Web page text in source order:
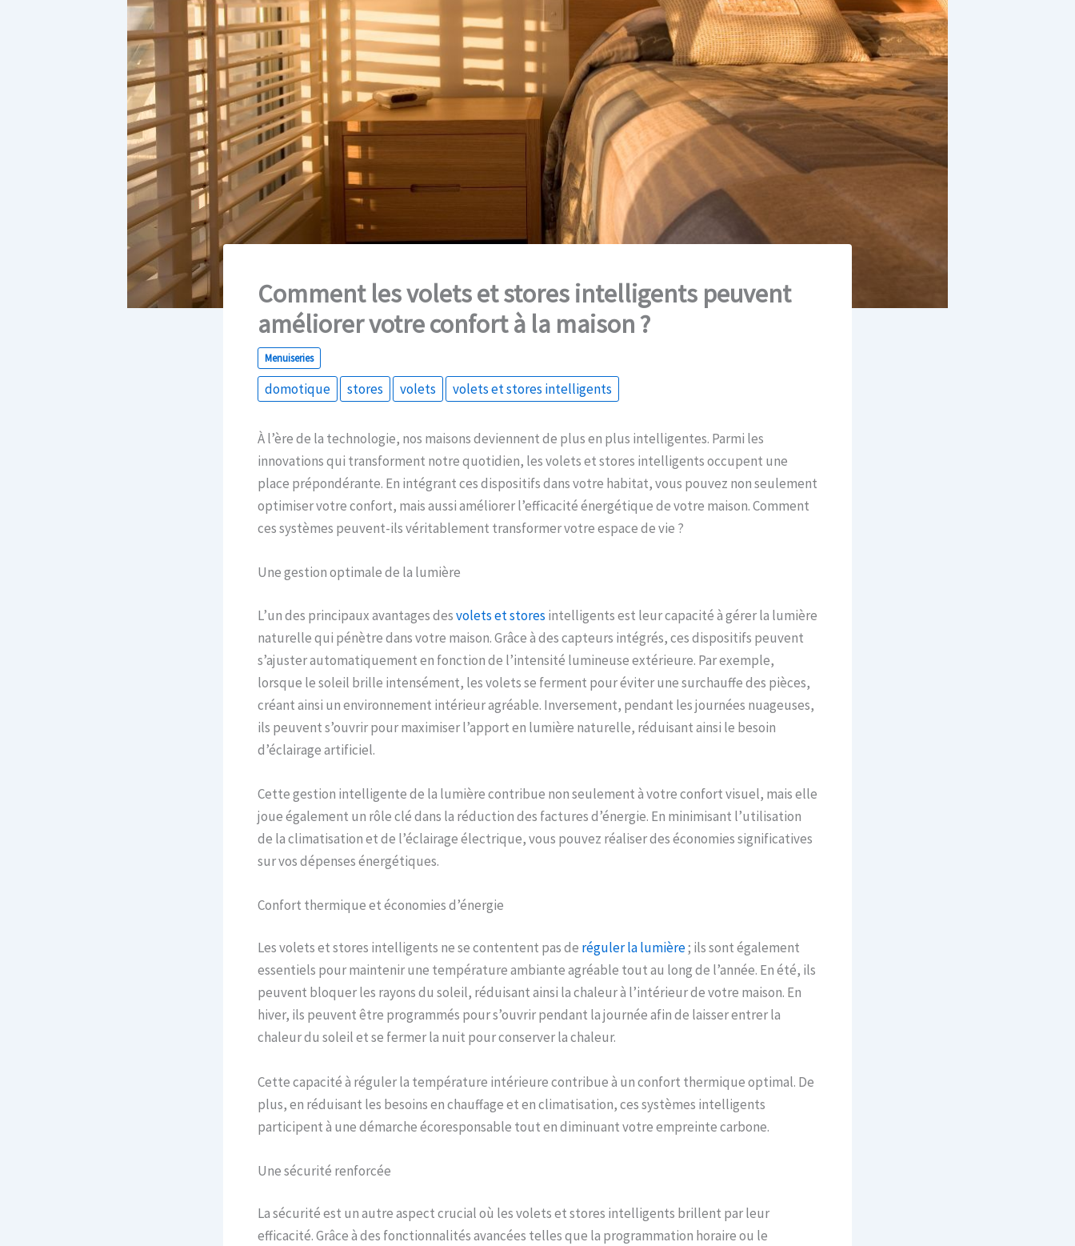
Comment les volets et stores intelligents peuvent
améliorer votre confort à la maison ?
Menuiseries
domotique stores volets volets et stores intelligents
À l’ère de la technologie, nos maisons deviennent de plus en plus intelligentes. Parmi les
innovations qui transforment notre quotidien, les volets et stores intelligents occupent une
place prépondérante. En intégrant ces dispositifs dans votre habitat, vous pouvez non seulement
optimiser votre confort, mais aussi améliorer l’efficacité énergétique de votre maison. Comment
ces systèmes peuvent-ils véritablement transformer votre espace de vie ?
Une gestion optimale de la lumière
L’un des principaux avantages desvolets et stores intelligents est leur capacité à gérer la lumière
naturelle qui pénètre dans votre maison. Grâce à des capteurs intégrés, ces dispositifs peuvent
s’ajuster automatiquement en fonction de l’intensité lumineuse extérieure. Par exemple,
lorsque le soleil brille intensément, les volets se ferment pour éviter une surchauffe des pièces,
créant ainsi un environnement intérieur agréable. Inversement, pendant les journées nuageuses,
ils peuvent s’ouvrir pour maximiser l’apport en lumière naturelle, réduisant ainsi le besoin
d’éclairage artificiel.
Cette gestion intelligente de la lumière contribue non seulement à votre confort visuel, mais elle
joue également un rôle clé dans la réduction des factures d’énergie. En minimisant l’utilisation
de la climatisation et de l’éclairage électrique, vous pouvez réaliser des économies significatives
sur vos dépenses énergétiques.
Confort thermique et économies d’énergie
Les volets et stores intelligents ne se contentent pas de réguler la lumière; ils sont également
essentiels pour maintenir une température ambiante agréable tout au long de l’année. En été, ils
peuvent bloquer les rayons du soleil, réduisant ainsi la chaleur à l’intérieur de votre maison. En
hiver, ils peuvent être programmés pour s’ouvrir pendant la journée afin de laisser entrer la
chaleur du soleil et se fermer la nuit pour conserver la chaleur.
Cette capacité à réguler la température intérieure contribue à un confort thermique optimal. De
plus, en réduisant les besoins en chauffage et en climatisation, ces systèmes intelligents
participent à une démarche écoresponsable tout en diminuant votre empreinte carbone.
Une sécurité renforcée
La sécurité est un autre aspect crucial où les volets et stores intelligents brillent par leur
efficacité. Grâce à des fonctionnalités avancées telles que la programmation horaire ou le